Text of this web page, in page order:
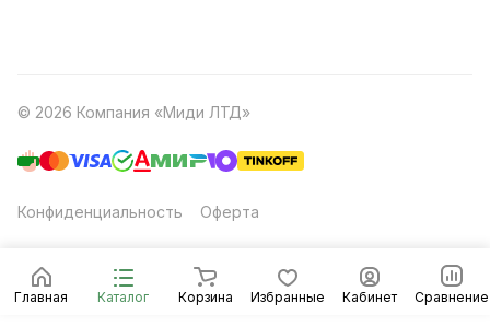
Главная Каталог Корзина Избранные Кабинет Сравнение
© 2026 Компания «Миди ЛТД»
Конфиденциальность Оферта